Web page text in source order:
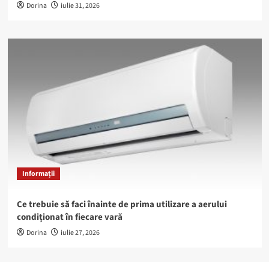
Dorina iulie 31, 2026
Informații
Ce trebuie să faci înainte de prima utilizare a aerului
condiționat în fiecare vară
Dorina iulie 27, 2026